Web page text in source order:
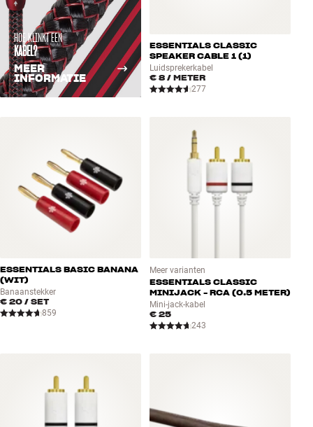
HOE KLINKT EEN
KABEL?
MEER
INFORMATIE
ESSENTIALS CLASSIC
SPEAKER CABLE 1 (1)
Luidsprekerkabel
€ 8 / METER
277
ESSENTIALS BASIC BANANA
(WIT)
Banaanstekker
€ 20 / SET
859
Meer varianten
ESSENTIALS CLASSIC
MINIJACK - RCA (0.5 METER)
Mini-jack-kabel
€ 25
243